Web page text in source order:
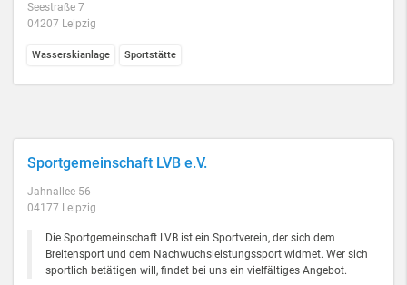
Seestraße 7
04207 Leipzig
Wasserskianlage Sportstätte
Sportgemeinschaft LVB e.V.
Jahnallee 56
04177 Leipzig
Die Sportgemeinschaft LVB ist ein Sportverein, der sich dem
Breitensport und dem Nachwuchsleistungssport widmet. Wer sich
sportlich betätigen will, findet bei uns ein vielfältiges Angebot.